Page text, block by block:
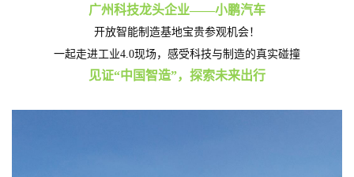
广州科技龙头企业——小鹏汽车
开放智能制造基地宝贵参观机会！
一起走进工业4.0现场，感受科技与制造的真实碰撞
见证“中国智造”，探索未来出行